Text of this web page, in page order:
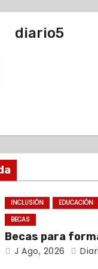
diario5
INCLUSIÓN EDUCACIÓN
BECAS
Becas para
J Ago, 2026